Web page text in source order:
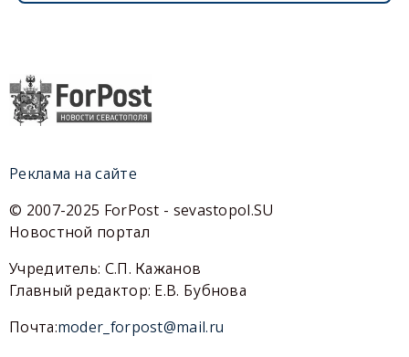
Реклама на сайте
© 2007-2025 ForPost - sevastopol.SU
Новостной портал
Учредитель: С.П. Кажанов
Главный редактор: Е.В. Бубнова
Почта:moder_forpost@mail.ru